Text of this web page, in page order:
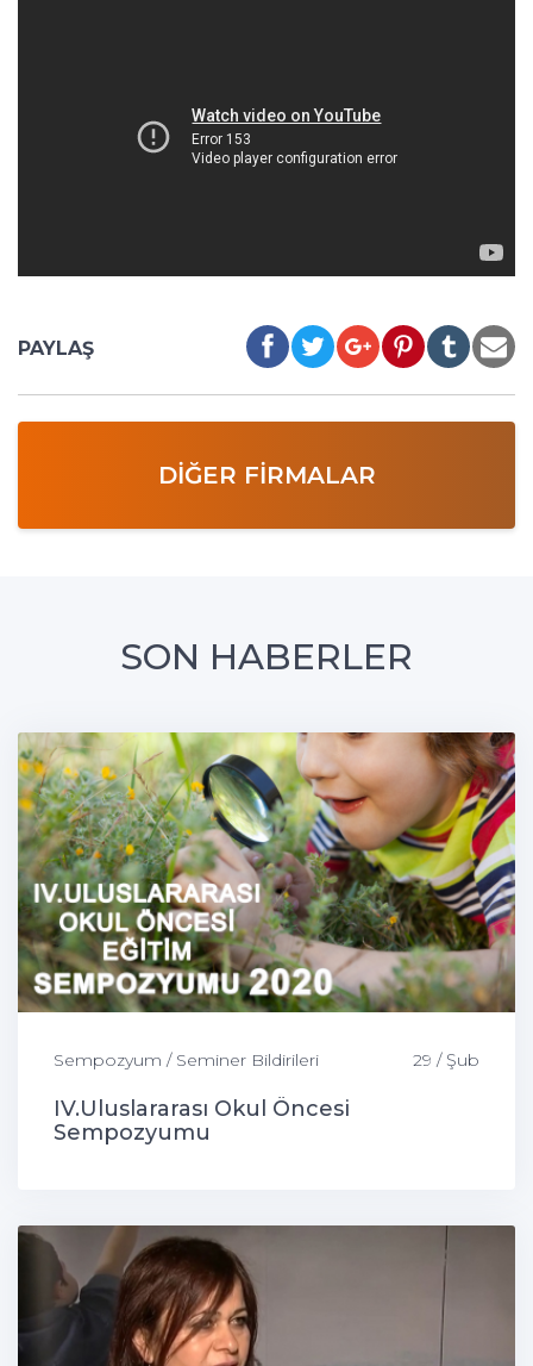
PAYLAŞ
DIĞER FIRMALAR
SON HABERLER
Sempozyum / Seminer Bildirileri 29 / Şub
IV.Uluslararası Okul Öncesi
Sempozyumu